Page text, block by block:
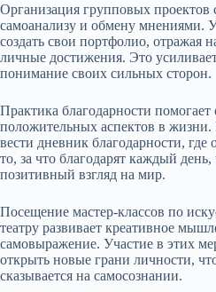
Организация групповых проектов
самоанализу и обмену мнениями.
создать свои портфолио, отражая
личные достижения. Это
понимание своих сильных сторон.
Практика благодарности помогает
положительных аспектов в жизни.
вести дневник благодарности, где
то, за что благодарят каждый день,
позитивный взгляд на мир.
Посещение мастер-классов по
театру развивает креативное
самовыражение. Участие в этих
открыть новые грани личности,
сказывается на самосознании.